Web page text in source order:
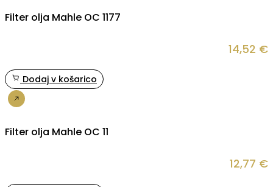
Filter olja Mahle OC 1177
14,52 €
Dodaj v košarico
Filter olja Mahle OC 11
12,77 €